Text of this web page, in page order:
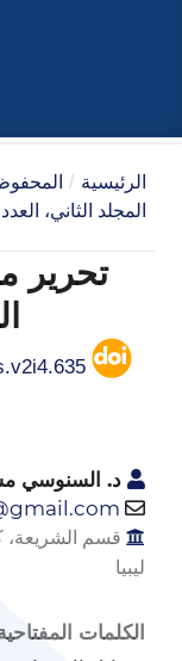
الرئيسية /
المجلد الثاني،
تحرير
https://doi.org/10.65418/ajashss.v2i4.635
د. السنوسي
قسم الشريعة،
ليبيا
الكلمات